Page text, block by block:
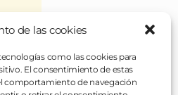
de las cookies
como las cookies para
El consentimiento de estas
comportamiento de navegación